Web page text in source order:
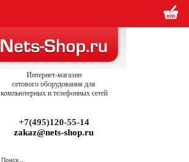
Интернет-магазин
сетового оборудования для
компьютерных и телефонных сетей
+7(495)120-55-14
zakaz@nets-shop.ru